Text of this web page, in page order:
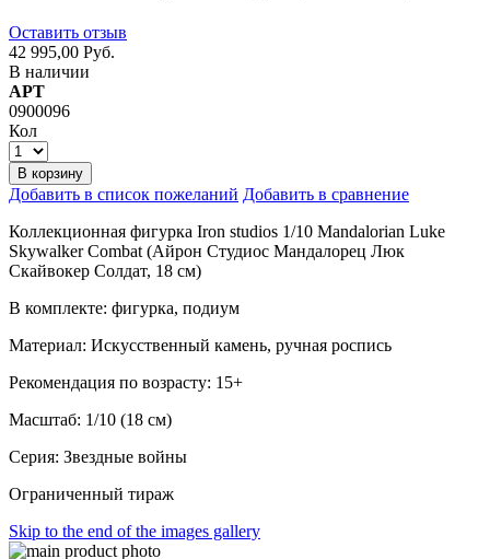
Оставить отзыв
42 995,00 Руб.
В наличии
АРТ
0900096
Кол
В корзину
Добавить в список пожеланий Добавить в сравнение
Коллекционная фигурка Iron studios 1/10 Mandalorian Luke
Skywalker Combat (Айрон Студиос Мандалорец Люк
Скайвокер Солдат, 18 см)
В комплекте: фигурка, подиум
Материал: Искусственный камень, ручная роспись
Рекомендация по возрасту: 15+
Масштаб: 1/10 (18 см)
Серия: Звездные войны
Ограниченный тираж
Skip to the end of the images gallery